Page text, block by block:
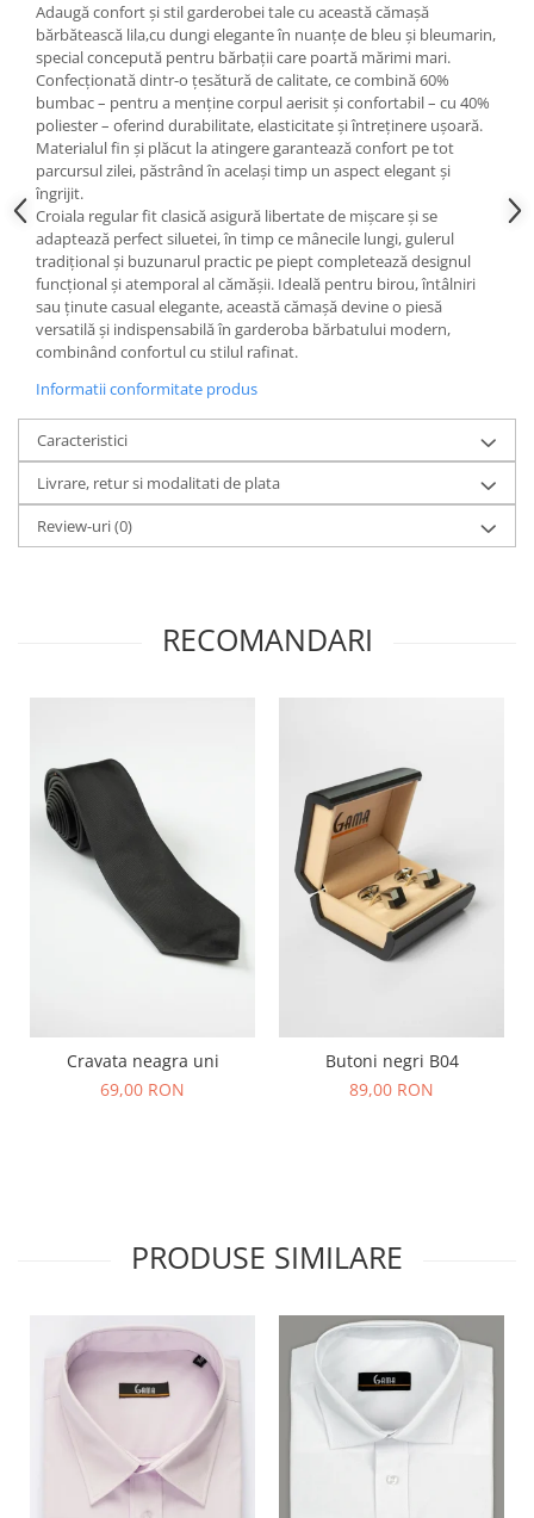
Adaugă confort și stil garderobei tale cu această cămașă
bărbătească lila,cu dungi elegante în nuanțe de bleu și bleumarin,
special concepută pentru bărbații care poartă mărimi mari.
Confecționată dintr-o țesătură de calitate, ce combină 60%
bumbac – pentru a menține corpul aerisit și confortabil – cu 40%
poliester – oferind durabilitate, elasticitate și întreținere ușoară.
Materialul fin și plăcut la atingere garantează confort pe tot
parcursul zilei, păstrând în același timp un aspect elegant și
îngrijit.
Croiala regular fit clasică asigură libertate de mișcare și se
adaptează perfect siluetei, în timp ce mânecile lungi, gulerul
tradițional și buzunarul practic pe piept completează designul
funcțional și atemporal al cămășii. Ideală pentru birou, întâlniri
sau ținute casual elegante, această cămașă devine o piesă
versatilă și indispensabilă în garderoba bărbatului modern,
combinând confortul cu stilul rafinat.
Informatii conformitate produs
Caracteristici
Livrare, retur si modalitati de plata
Review-uri(0)
RECOMANDARI
Cravata neagra uni
69,00 RON
Butoni negri B04
89,00 RON
PRODUSE SIMILARE